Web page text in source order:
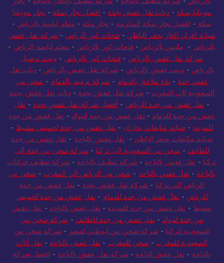
موبيليا بمكة -دباب نقل عفش بجدة - افضل نجار بمكة - نجار موبيليا
بمكة - افضل نجار بمكة المكرمة - نجار مكة - معلم لياسة بالرياض -
صيانة افران الغاز بحفر الباطن - فتحات كور الرياض - شركة نقل عفش
بالرياض - مليس بالرياض - فتحات كور بالرياض - معلم لياسة الرياض -
شركة نقل عفش بالرياض - فتحات كور بالرياض - ونيت توصيل
بالرياض - ونيت عفش بالرياض - شركة نقل عفش بالرياض -دباب نقل
عفش جدة - بناء ملاحق بالدمام - شركة ترميم بالدمام - شحن من
السعودية الى المغرب - شركة نقل عفش بجدة - دباب نقل عفش بجدة
- نقل عفش من جدة للرياض - أفضل شركة نقل عفش بجدة - نقل
عفش من جدة للدمام - نقل عفش من جدة لتبوك - نقل عفش من جدة
للمدينة - صيانة مكيفات بجازان - نقل عفش من جدة لخميس مشيط -
صيانة مكيفات بحفر الباطن - نقل عفش بالباحة - نقل عفش من جدة
للطائف - شحن من السعودية الى تركيا - شركة شحن من جدة الى
تركيا - نقل عفش بالباحة - شركة تنظيف بالباحة - شركة تنظيف خزانات
بالباحة - نقل عفش بالباحة - شحن من الرياض الي المغرب - شحن من
الرياض الى تركيا - شركة نقل عفش بجدة - نقل عفش من جدة
للرياض - نقل عفش من جدة للدمام - نقل عفش من جدة لخميس
مشيط - نقل عفش من جدة للمدينة - نقل عفش بالباحة - نقل عفش
من جدة لتبوك - نقل عفش من جدة للطائف - شركة شحن من
السعودية لتركيا - شركة شحن من ابوظبي لمصر - شركة شحن من
السعودية للمغرب - شحن للمغرب - نقل عفش بالباحة - نقل اثاث
بالباحة - نقل عفش الباحة - شركة نقل عفش بالباحة - افضل شركة